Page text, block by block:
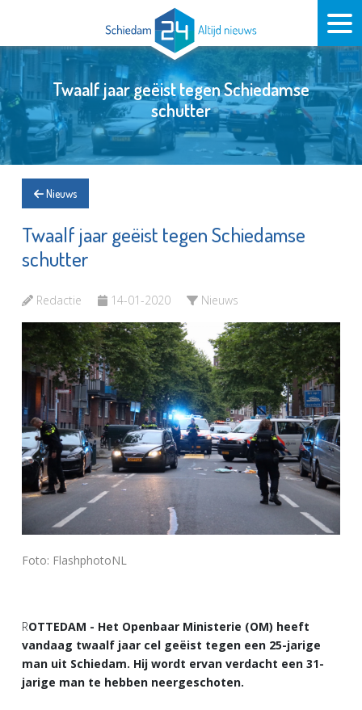
Twaalf jaar geëist tegen Schiedamse
schutter
Nieuws
Twaalf jaar geëist tegen Schiedamse
schutter
Redactie 14-01-2020 Nieuws
Foto: FlashphotoNL
ROTTEDAM - Het Openbaar Ministerie (OM) heeft
vandaag twaalf jaar cel geëist tegen een 25-jarige
man uit Schiedam. Hij wordt ervan verdacht een 31-
jarige man te hebben neergeschoten.